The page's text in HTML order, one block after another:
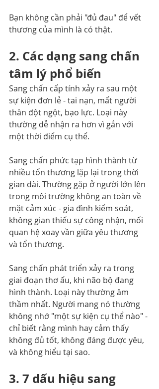
Bạn không cần phải "đủ đau" để vết
thương của mình là có thật.
2. Các dạng sang chấn
tâm lý phổ biến
Sang chấn cấp tính xảy ra sau một
sự kiện đơn lẻ - tai nạn, mất người
thân đột ngột, bạo lực. Loại này
thường dễ nhận ra hơn vì gắn với
một thời điểm cụ thể.
Sang chấn phức tạp hình thành từ
nhiều tổn thương lặp lại trong thời
gian dài. Thường gặp ở người lớn lên
trong môi trường không an toàn về
mặt cảm xúc - gia đình kiểm soát,
không gian thiếu sự công nhận, mối
quan hệ xoay vần giữa yêu thương
và tổn thương.
Sang chấn phát triển xảy ra trong
giai đoạn thơ ấu, khi não bộ đang
hình thành. Loại này thường âm
thầm nhất. Người mang nó thường
không nhớ "một sự kiện cụ thể nào" -
chỉ biết rằng mình hay cảm thấy
không đủ tốt, không đáng được yêu,
và không hiểu tại sao.
3. 7 dấu hiệu sang